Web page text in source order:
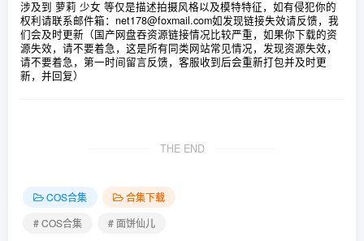
[6.4]
面饼仙儿 – NO.147 独角兽旗袍[20P-230.4M]
[2.4]
[2.1]
面饼仙儿 – NO.144 碧蓝航线 可畏兔兔 (&半半子)[57P-6V-
涉及到 萝莉 少女 等仅是描述拍摄风格以及模特特征，如有侵犯你的
权利请联系邮件箱：net178@foxmail.com如发现链接失效请反馈，我
们会及时更新（国产网盘吞资源链接情况比较严重，如果你下载的资
源失效，请不要着急，这是所有同类网站常见情况，发现资源失效，
请不要着急，第一时间留言反馈，客服收到后会重新打包并及时更
新，并回复）
THE END
COS合集
合集下载
# COS合集
# 面饼仙儿